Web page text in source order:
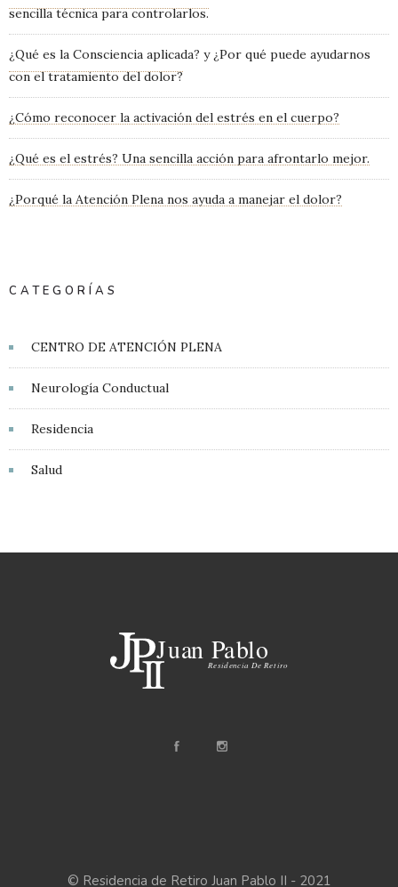
sencilla técnica para controlarlos.
¿Qué es la Consciencia aplicada? y ¿Por qué puede ayudarnos
con el tratamiento del dolor?
¿Cómo reconocer la activación del estrés en el cuerpo?
¿Qué es el estrés? Una sencilla acción para afrontarlo mejor.
¿Porqué la Atención Plena nos ayuda a manejar el dolor?
CATEGORÍAS
CENTRO DE ATENCIÓN PLENA
Neurología Conductual
Residencia
Salud
© Residencia de Retiro Juan Pablo II - 2021